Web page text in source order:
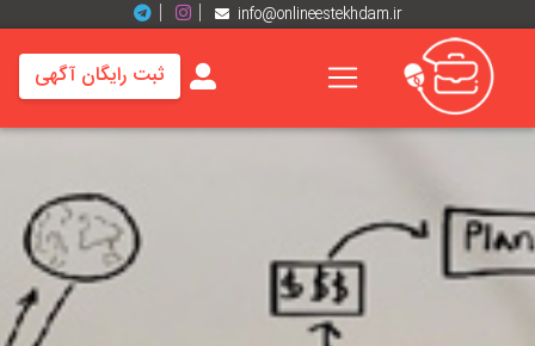
info@onlineestekhdam.ir
خانه
شغلی
برند
ثبت رایگان آگهی